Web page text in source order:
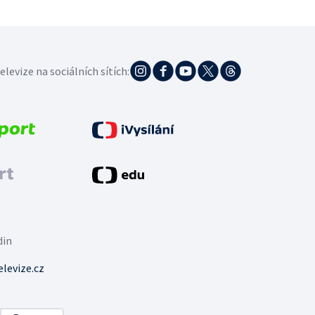
na sociálních sítích: